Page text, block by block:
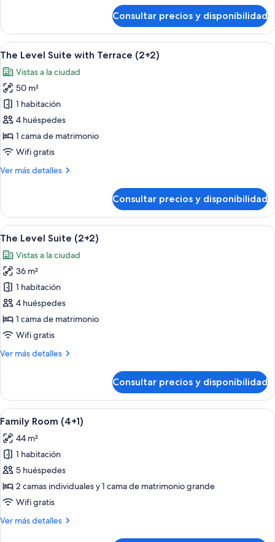
Level
Premium
Room
Terrace
(2+1)
Consultar precios y disponibilidad
Abrir
todas
las
fotos
de
The
Level
Suite
Terrace
Una habitación de hotel moderna
9
The Level Suite with Terrace (2+2)
Vistas a la ciudad
50 m²
1 habitación
4 huéspedes
1 cama de matrimonio
Wifi gratis
Ver más detalles
Más
Level
Suite
with
(2+2)
Consultar precios y disponibilidad
Abrir
todas
las
fotos
de
The
Level
Suite
Una habitación de hotel con dos
8
The Level Suite (2+2)
Vistas a la ciudad
36 m²
1 habitación
4 huéspedes
1 cama de matrimonio
Wifi gratis
Ver más detalles
Más
Level
Suite
(2+2)
Consultar precios y disponibilidad
Abrir
todas
las
fotos
de
Family
Room
Una habitación de hotel moderna
5
Family Room (4+1)
44 m²
1 habitación
5 huéspedes
2 camas individuales y 1 cama de matrimonio grande
Wifi gratis
Ver más detalles
Más